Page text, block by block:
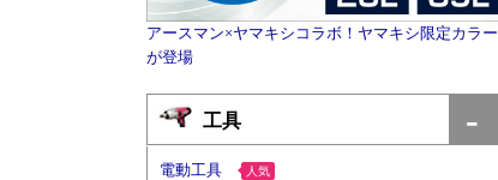
アースマン×ヤマキシコラボ！ヤマキシ限定カラー
が登場
工具
電動工具 人気